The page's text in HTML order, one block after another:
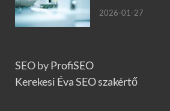
2026-01-27
SEO byProfiSEO
Kerekesi Éva SEO szakértő